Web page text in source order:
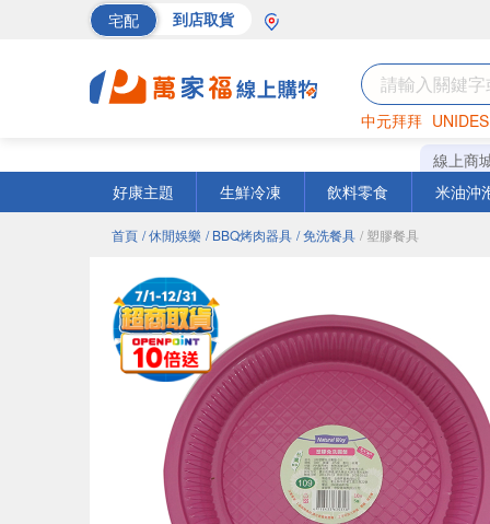
宅配 到店取貨
中元拜拜
巧克力 罐頭
線上商
好康主題
生鮮冷凍 飲料零食 米油沖
首頁 / 休閒娛樂 / BBQ烤肉器具 / 免洗餐具 / 塑膠餐具